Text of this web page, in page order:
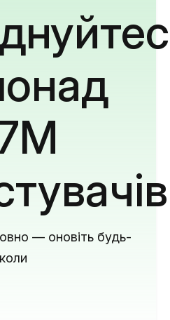
— оновіть будь-
коли